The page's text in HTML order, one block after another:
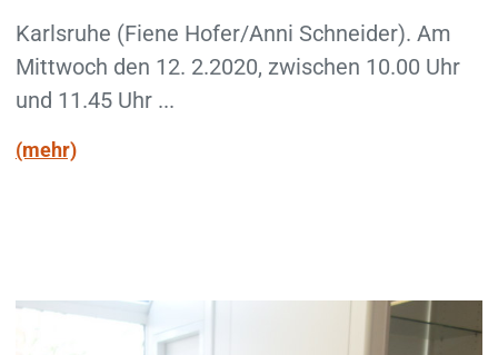
Karlsruhe (Fiene Hofer/Anni Schneider). Am
Mittwoch den 12. 2.2020, zwischen 10.00 Uhr
und 11.45 Uhr ...
(mehr)